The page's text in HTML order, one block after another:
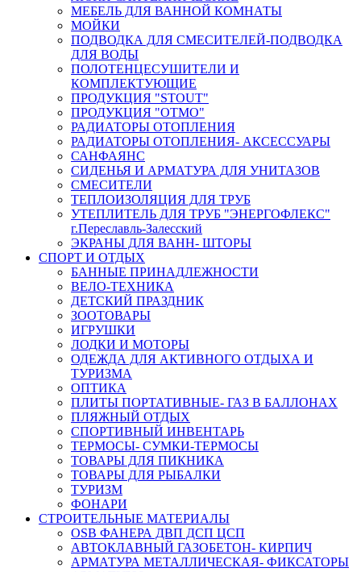
МЕБЕЛЬ ДЛЯ ВАННОЙ КОМНАТЫ
МОЙКИ
ПОДВОДКА ДЛЯ СМЕСИТЕЛЕЙ-ПОДВОДКА
ДЛЯ ВОДЫ
ПОЛОТЕНЦЕСУШИТЕЛИ И
КОМПЛЕКТУЮЩИЕ
ПРОДУКЦИЯ "STOUT"
ПРОДУКЦИЯ "ОТМО"
РАДИАТОРЫ ОТОПЛЕНИЯ
РАДИАТОРЫ ОТОПЛЕНИЯ- АКСЕССУАРЫ
САНФАЯНС
СИДЕНЬЯ И АРМАТУРА ДЛЯ УНИТАЗОВ
СМЕСИТЕЛИ
ТЕПЛОИЗОЛЯЦИЯ ДЛЯ ТРУБ
УТЕПЛИТЕЛЬ ДЛЯ ТРУБ "ЭНЕРГОФЛЕКС"
г.Переславль-Залесский
ЭКРАНЫ ДЛЯ ВАНН- ШТОРЫ
СПОРТ И ОТДЫХ
БАННЫЕ ПРИНАДЛЕЖНОСТИ
ВЕЛО-ТЕХНИКА
ДЕТСКИЙ ПРАЗДНИК
ЗООТОВАРЫ
ИГРУШКИ
ЛОДКИ И МОТОРЫ
ОДЕЖДА ДЛЯ АКТИВНОГО ОТДЫХА И
ТУРИЗМА
ОПТИКА
ПЛИТЫ ПОРТАТИВНЫЕ- ГАЗ В БАЛЛОНАХ
ПЛЯЖНЫЙ ОТДЫХ
СПОРТИВНЫЙ ИНВЕНТАРЬ
ТЕРМОСЫ- СУМКИ-ТЕРМОСЫ
ТОВАРЫ ДЛЯ ПИКНИКА
ТОВАРЫ ДЛЯ РЫБАЛКИ
ТУРИЗМ
ФОНАРИ
СТРОИТЕЛЬНЫЕ МАТЕРИАЛЫ
OSB ФАНЕРА ДВП ДСП ЦСП
АВТОКЛАВНЫЙ ГАЗОБЕТОН- КИРПИЧ
АРМАТУРА МЕТАЛЛИЧЕСКАЯ- ФИКСАТОРЫ